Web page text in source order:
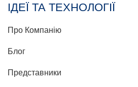
ІДЕЇ ТА ТЕХНОЛОГІЇ
Про Компанію
Блог
Представники